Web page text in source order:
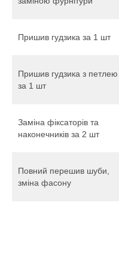
Пришив гудзика за 1 шт
Пришив гудзика з петлею
за 1 шт
Заміна фіксаторів та
наконечників за 2 шт
Повний перешив шуби,
зміна фасону